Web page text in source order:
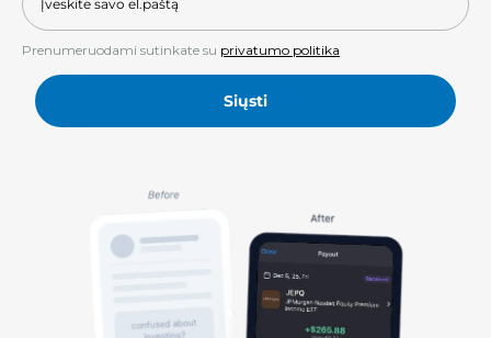
Prenumeruodami sutinkate su privatumo politika
Siųsti